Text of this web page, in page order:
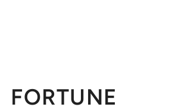
FORTUNE